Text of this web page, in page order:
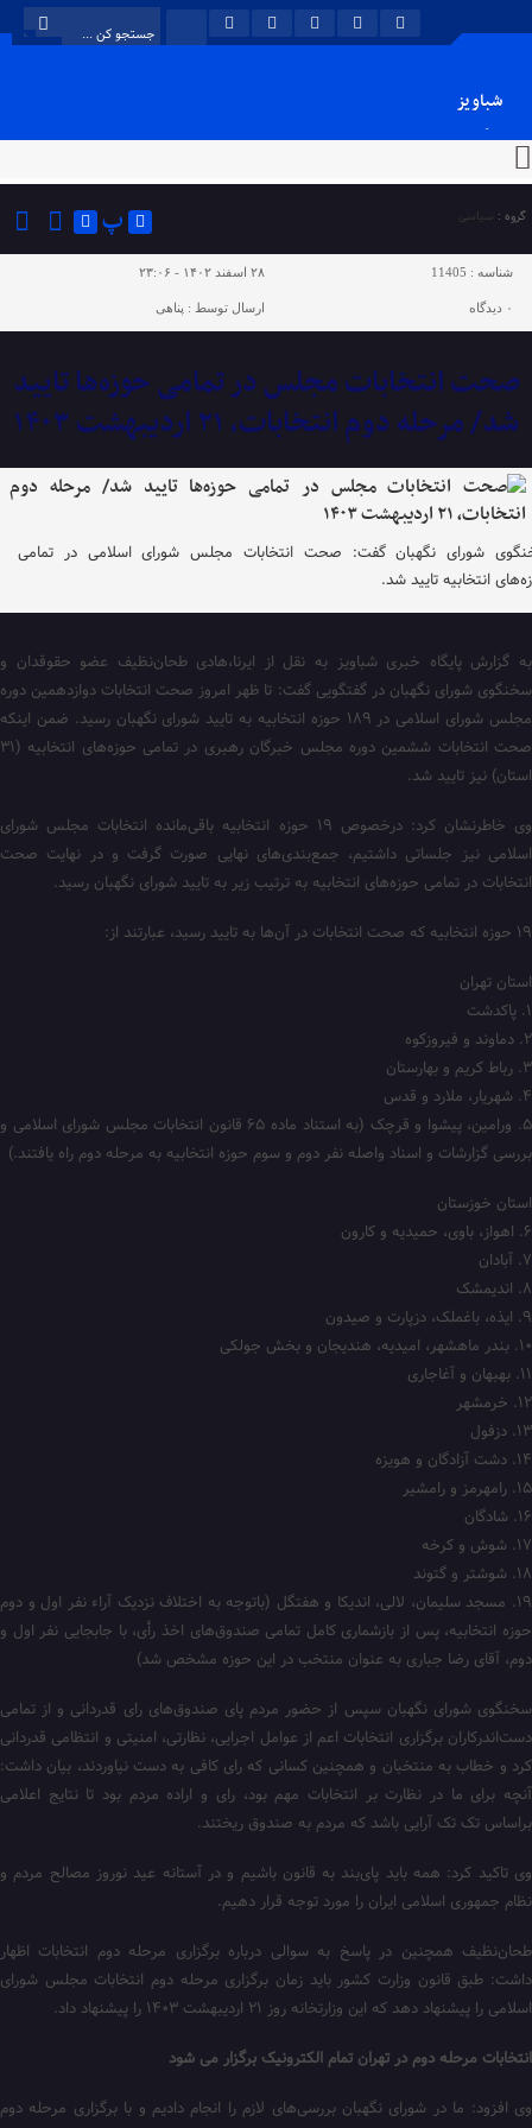
شباویز
پایگاه خبری شباویز
گروه : سیاسی پ
شناسه : 11405 ۲۸ اسفند ۱۴۰۲ - ۲۳:۰۶
۰ دیدگاه ارسال توسط : پناهی
صحت انتخابات مجلس در تمامی حوزه‌ها تایید
شد/ مرحله دوم انتخابات، ۲۱ اردیبهشت ۱۴۰۳
شورای نگهبان گفت: صحت انتخابات مجلس شورای اسلامی در تمامی
انتخابیه تایید شد.
به گزارش پایگاه خبری شباویز به نقل از ایرنا،هادی طحان‌نظیف عضو حقوقدان و
سخنگوی شورای نگهبان در گفتگویی گفت: تا ظهر امروز صحت انتخابات دوازدهمین دوره
مجلس شورای اسلامی در ۱۸۹ حوزه انتخابیه به تایید شورای نگهبان رسید. ضمن اینکه
صحت انتخابات ششمین دوره مجلس خبرگان رهبری در تمامی حوزه‌های انتخابیه (۳۱
استان) نیز تایید شد.
وی خاطرنشان کرد: درخصوص ۱۹ حوزه انتخابیه باقی‌مانده انتخابات مجلس شورای
اسلامی نیز جلساتی داشتیم، جمع‌بندی‌های نهایی صورت گرفت و در نهایت صحت
انتخابات در تمامی حوزه‌های انتخابیه به ترتیب زیر به تایید شورای نگهبان رسید.
۱۹ حوزه انتخابیه که صحت انتخابات در آن‌ها به تایید رسید، عبارتند از:
استان تهران
۱. پاکدشت
۲. دماوند و فیروزکوه
۳. رباط کریم و بهارستان
۴. شهریار، ملارد و قدس
۵. ورامین، پیشوا و قرچک (به استناد ماده ۶۵ قانون انتخابات مجلس شورای اسلامی و
بررسی گزارشات و اسناد واصله نفر دوم و سوم حوزه انتخابیه به مرحله دوم راه یافتند.)
استان خوزستان
۶. اهواز، باوی، حمیدیه و کارون
۷. آبادان
۸. اندیمشک
۹. ایذه، باغملک، دزپارت و صیدون
۱۰. بندر ماهشهر، امیدیه، هندیجان و بخش جولکی
۱۱. بهبهان و آغاجاری
۱۲. خرمشهر
۱۳. دزفول
۱۴. دشت آزادگان و هویزه
۱۵. رامهرمز و رامشیر
۱۶. شادگان
۱۷. شوش و کرخه
۱۸. شوشتر و گتوند
۱۹. مسجد سلیمان، لالی، اندیکا و هفتگل (باتوجه به اختلاف نزدیک آراء نفر اول و دوم
حوزه انتخابیه، پس از بازشماری کامل تمامی صندوق‌های اخذ رأی، با جابجایی نفر اول و
دوم، آقای رضا جباری به عنوان منتخب در این حوزه مشخص شد)
سخنگوی شورای نگهبان سپس از حضور مردم پای صندوق‌های رای قدردانی و از تمامی
دست‌اندرکاران برگزاری انتخابات اعم از عوامل اجرایی، نظارتی، امنیتی و انتظامی قدردانی
کرد و خطاب به منتخبان و همچنین کسانی که رای کافی به دست نیاوردند، بیان داشت:
آنچه برای ما در نظارت بر انتخابات مهم بود، رای و اراده مردم بود تا نتایج اعلامی
براساس تک تک آرایی باشد که مردم به صندوق ریختند.
وی تاکید کرد: همه باید پای‌بند به قانون باشیم و در آستانه عید نوروز مصالح مردم و
نظام جمهوری اسلامی ایران را مورد توجه قرار دهیم.
طحان‌نظیف همچنین در پاسخ به سوالی درباره برگزاری مرحله دوم انتخابات اظهار
داشت: طبق قانون وزارت کشور باید زمان برگزاری مرحله دوم انتخابات مجلس شورای
اسلامی را پیشنهاد دهد که این وزارتخانه روز ۲۱ اردیبهشت ۱۴۰۳ را پیشنهاد داد.
انتخابات مرحله دوم در تهران تمام الکترونیک برگزار می شود
وی افزود: ما در شورای نگهبان بررسی‌های لازم را انجام دادیم و با برگزاری مرحله دوم